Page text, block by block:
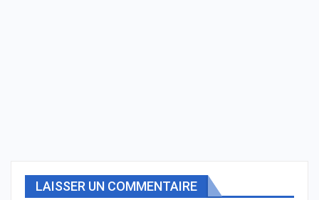
LAISSER UN COMMENTAIRE